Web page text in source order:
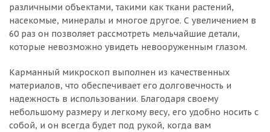
различными объектами, такими как ткани растений,
насекомые, минералы и многое другое. С увеличением в
60 раз он позволяет рассмотреть мельчайшие детали,
которые невозможно увидеть невооруженным глазом.
Карманный микроскоп выполнен из качественных
материалов, что обеспечивает его долговечность и
надежность в использовании. Благодаря своему
небольшому размеру и легкому весу, его удобно носить с
собой, и он всегда будет под рукой, когда вам